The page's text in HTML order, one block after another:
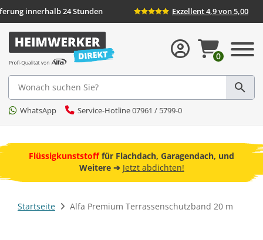
Lieferung innerhalb 24 Stunden Exzellent 4,9 von
Suche
WhatsApp Service-Hotline 07961 / 5799-0
0
Flüssigkunststofffür Flachdach, Garagendach, und
Weitere ➔ Jetzt abdichten!
Startseite Alfa Premium Terrassenschutzband 20 m